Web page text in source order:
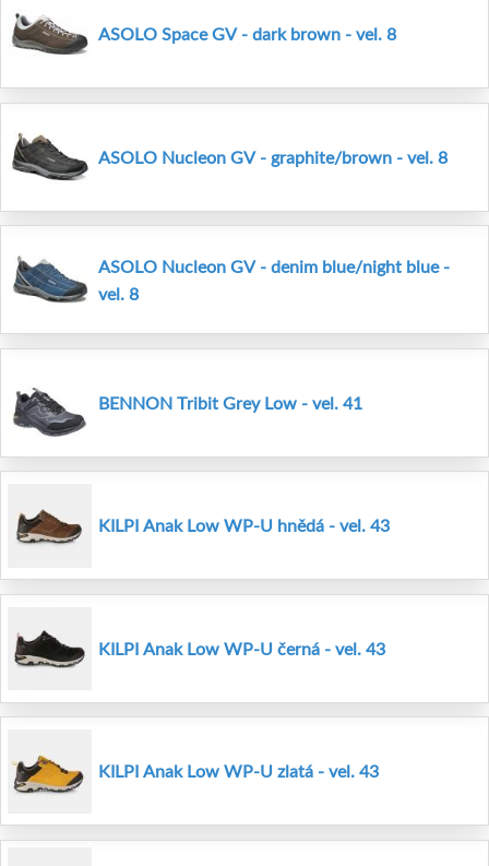
ASOLO Space GV - dark brown - vel. 8
ASOLO Nucleon GV - graphite/brown - vel. 8
ASOLO Nucleon GV - denim blue/night blue -
vel. 8
BENNON Tribit Grey Low - vel. 41
KILPI Anak Low WP-U hnědá - vel. 43
KILPI Anak Low WP-U černá - vel. 43
KILPI Anak Low WP-U zlatá - vel. 43